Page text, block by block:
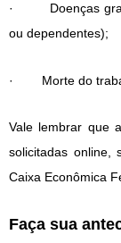
· Doenças
ou dependentes);
· Morte do
Vale lembrar que
solicitadas online,
Caixa Econômica
Faça sua